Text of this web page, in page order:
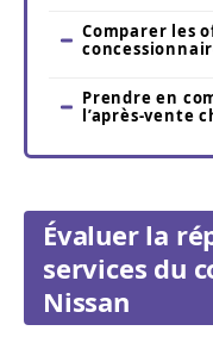
Comparer les
Prendre en
l’après-vente
Évaluer la
services du
Nissan